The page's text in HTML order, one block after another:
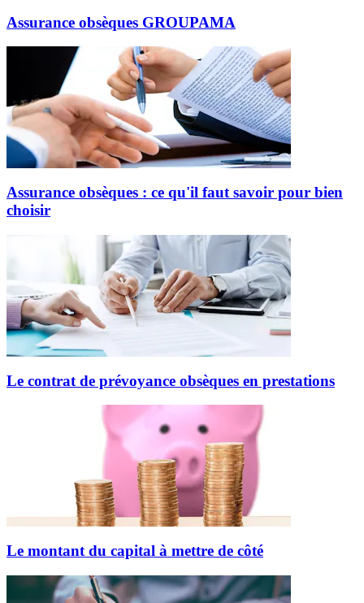
Assurance obsèques GROUPAMA
Assurance obsèques : ce qu'il faut savoir pour bien
choisir
Le contrat de prévoyance obsèques en prestations
Le montant du capital à mettre de côté